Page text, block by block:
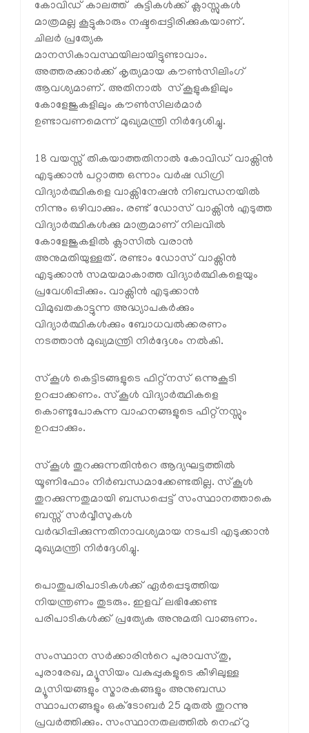
കോവിഡ് കാലത്ത് കുട്ടികള്‍ക്ക് ക്ലാസ്സുകള്‍
മാത്രമല്ല കൂട്ടുകാരും നഷ്ടപ്പെട്ടിരിക്കുകയാണ്.
ചിലര്‍ പ്രത്യേക
മാനസികാവസ്ഥയിലായിട്ടുണ്ടാവാം.
അത്തരക്കാര്‍ക്ക് കൃത്യമായ കൗണ്‍സിലിംഗ്
ആവശ്യമാണ്. അതിനാൽ സ്കൂളുകളിലും
കോളേജുകളിലും കൗണ്‍സിലര്‍മാര്‍
ഉണ്ടാവണമെന്ന് മുഖ്യമന്ത്രി നിർദ്ദേശിച്ചു.
18 വയസ്സ് തികയാത്തതിനാല്‍ കോവിഡ് വാക്സിന്‍
എടുക്കാന്‍ പറ്റാത്ത ഒന്നാം വര്‍ഷ ഡിഗ്രി
വിദ്യാര്‍ത്ഥികളെ വാക്സിനേഷന്‍ നിബന്ധനയില്‍
നിന്നും ഒഴിവാക്കും. രണ്ട് ഡോസ് വാക്സിന്‍ എടുത്ത
വിദ്യാര്‍ത്ഥികള്‍ക്കു മാത്രമാണ് നിലവില്‍
കോളേജുകളില്‍ ക്ലാസില്‍ വരാന്‍
അനുമതിയുള്ളത്. രണ്ടാം ഡോസ് വാക്സിന്‍
എടുക്കാന്‍ സമയമാകാത്ത വിദ്യാര്‍ത്ഥികളെയും
പ്രവേശിപ്പിക്കും. വാക്സിന്‍ എടുക്കാന്‍
വിമുഖതകാട്ടുന്ന അദ്ധ്യാപകര്‍ക്കും
വിദ്യാര്‍ത്ഥികള്‍ക്കും ബോധവല്‍ക്കരണം
നടത്താന്‍ മുഖ്യമന്ത്രി നിര്‍ദ്ദേശം നല്‍കി.
സ്കൂള്‍ കെട്ടിടങ്ങളുടെ ഫിറ്റ്നസ് ഒന്നുകൂടി
ഉറപ്പാക്കണം. സ്കൂള്‍ വിദ്യാര്‍ത്ഥികളെ
കൊണ്ടുപോകുന്ന വാഹനങ്ങളുടെ ഫിറ്റ്നസ്സും
ഉറപ്പാക്കും.
സ്കൂള്‍ തുറക്കുന്നതിന്‍റെ ആദ്യഘട്ടത്തില്‍
യൂണിഫോം നിര്‍ബന്ധമാക്കേണ്ടതില്ല. സ്കൂള്‍
തുറക്കുന്നതുമായി ബന്ധപ്പെട്ട് സംസ്ഥാനത്താകെ
ബസ്സ് സര്‍വ്വീസുകള്‍
വര്‍ദ്ധിപ്പിക്കുന്നതിനാവശ്യമായ നടപടി എടുക്കാന്‍
മുഖ്യമന്ത്രി നിര്‍ദ്ദേശിച്ചു.
പൊതുപരിപാടികള്‍ക്ക് ഏര്‍പ്പെടുത്തിയ
നിയന്ത്രണം തുടരും. ഇളവ് ലഭിക്കേണ്ട
പരിപാടികള്‍ക്ക് പ്രത്യേക അനുമതി വാങ്ങണം.
സംസ്ഥാന സര്‍ക്കാരിന്‍റെ പുരാവസ്തു,
പുരാരേഖ, മ്യൂസിയം വകുപ്പുകളുടെ കീഴിലുള്ള
മ്യൂസിയങ്ങളും സ്മാരകങ്ങളും അനുബന്ധ
സ്ഥാപനങ്ങളും ഒക്ടോബര്‍ 25 മുതല്‍ തുറന്നു
പ്രവര്‍ത്തിക്കും. സംസ്ഥാനതലത്തില്‍ നെഹ്റു